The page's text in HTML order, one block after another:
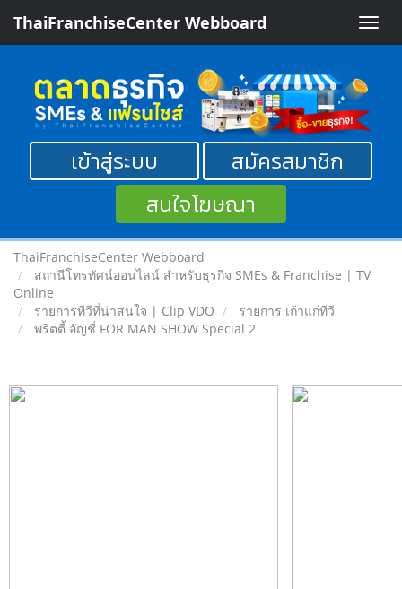
Toggle
ThaiFranchiseCenter Webboard
เข้าสู่ระบบ
สมัครสมาชิก
สนใจโฆษณา
ThaiFranchiseCenter Webboard
สถานีโทรทัศน์ออนไลน์ สำหรับธุรกิจ SMEs & Franchise | TV
Online
รายการทีวีที่น่าสนใจ | Clip VDO
รายการ เถ้าแก่ทีวี
พริตตี้ อัญชี่ FOR MAN SHOW Special 2